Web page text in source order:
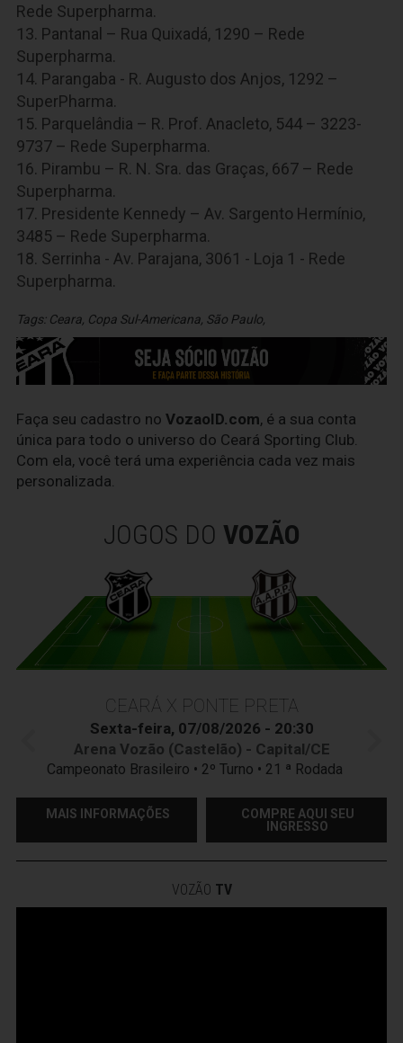
Rede Superpharma.
13. Pantanal – Rua Quixadá, 1290 – Rede
Superpharma.
14. Parangaba - R. Augusto dos Anjos, 1292 –
SuperPharma.
15. Parquelândia – R. Prof. Anacleto, 544 – 3223-
9737 – Rede Superpharma.
16. Pirambu – R. N. Sra. das Graças, 667 – Rede
Superpharma.
17. Presidente Kennedy – Av. Sargento Hermínio,
3485 – Rede Superpharma.
18. Serrinha - Av. Parajana, 3061 - Loja 1 - Rede
Superpharma.
Tags: Ceara Copa Sul-Americana São Paulo
Faça seu cadastro no VozaoID.com, é a sua conta
única para todo o universo do Ceará Sporting Club.
Com ela, você terá uma experiência cada vez mais
personalizada.
JOGOS DO VOZÃO
CEARÁ X PONTE PRETA
Sexta-feira, 07/08/2026 - 20:30
Arena Vozão (Castelão) - Capital/CE
Campeonato Brasileiro • 2º Turno • 21 ª Rodada
MAIS INFORMAÇÕES
COMPRE AQUI SEU
INGRESSO
VOZÃO TV